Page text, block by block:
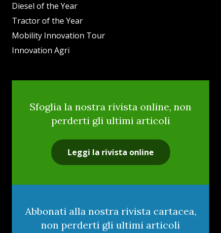
Diesel of the Year
Tractor of the Year
Mobility Innovation Tour
Innovation Agri
Sfoglia la nostra rivista online, non
perderti gli ultimi articoli
Leggi la rivista online
Abbonati alla nostra rivista cartacea,
non perderti gli ultimi articoli